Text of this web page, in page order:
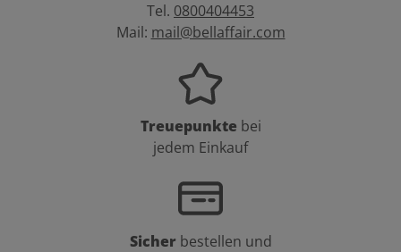
Tel. 0800404453
Mail: mail@bellaffair.com
Treuepunkte bei
jedem Einkauf
Sicher bestellen und